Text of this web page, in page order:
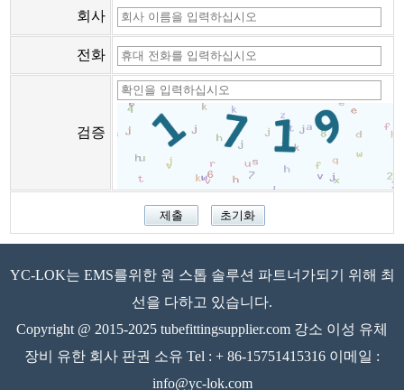
회사
전화
검증
YC-LOK는 EMS를위한 원 스톱 솔루션 파트너가되기 위해 최
선을 다하고 있습니다.
Copyright @ 2015-2025 tubefittingsupplier.com 강소 이성 유체
장비 유한 회사 판권 소유 Tel : + 86-15751415316 이메일 :
info@yc-lok.com